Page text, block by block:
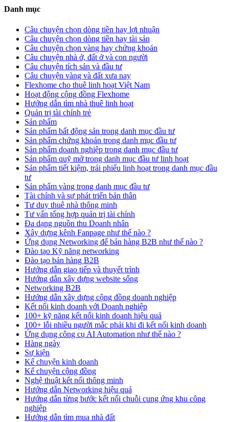
Danh mục
Câu chuyện chọn dòng tiền hay lợi nhuận
Câu chuyện chọn dòng tiền hay tài sản
Câu chuyện chọn vàng hay chứng khoán
Câu chuyện nhà ở, đất ở và con người
Câu chuyện tích sản và đầu tư
Câu chuyện vàng và đất xưa nay
Flexhome cho thuê linh hoạt Việt Nam
Hoạt động cộng đồng Flexhome
Hướng dẫn tìm nhà thuê linh hoạt
Quản trị tài chính trẻ
Sản phẩm
Sản phẩm bất động sản trong danh mục đầu tư
Sản phẩm chứng khoán trong danh mục đầu tư
Sản phẩm doanh nghiệp trong danh mục đầu tư
Sản phẩm quỹ mở trong danh mục đầu tư linh hoạt
Sản phẩm tiết kiệm, trái phiếu linh hoạt trong danh mục đầu
tư
Sản phẩm vàng trong danh mục đầu tư
Tài chính và sự phát triển bản thân
Tư duy thuê nhà thông minh
Tư vấn tổng hợp quản trị tài chính
Đa dạng nguồn thu Doanh nhân
Xây dựng kênh Fanpage như thế nào ?
Ứng dụng Networking để bán hàng B2B như thế nào ?
Đào tạo Kỹ năng networking
Đào tạo bán hàng B2B
Hướng dẫn giao tiếp và thuyết trình
Hướng dẫn xây dựng website sống
Networking B2B
Hướng dẫn xây dựng cộng đồng doanh nghiệp
Kết nối kinh doanh với Doanh nghiệp
100+ kỹ năng kết nối kinh doanh hiệu quả
100+ lỗi nhiều người mắc phải khi đi kết nối kinh doanh
Ứng dụng công cụ AI Automation như thế nào ?
Hàng ngày
Sự kiện
Kể chuyện kinh doanh
Kể chuyện cộng đồng
Nghệ thuật kết nối thông minh
Hướng dẫn Networking hiệu quả
Hướng dẫn từng bước kết nối chuỗi cung ứng khu công
nghiệp
Hướng dẫn tìm mua nhà đất